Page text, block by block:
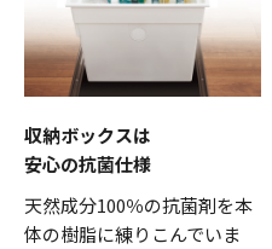
収納ボックスは
安心の抗菌仕様
天然成分100％の抗菌剤を本
体の樹脂に練りこんでいま